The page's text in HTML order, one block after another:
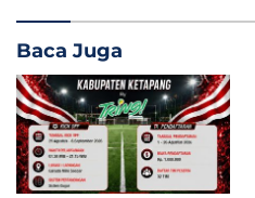
Baca Juga